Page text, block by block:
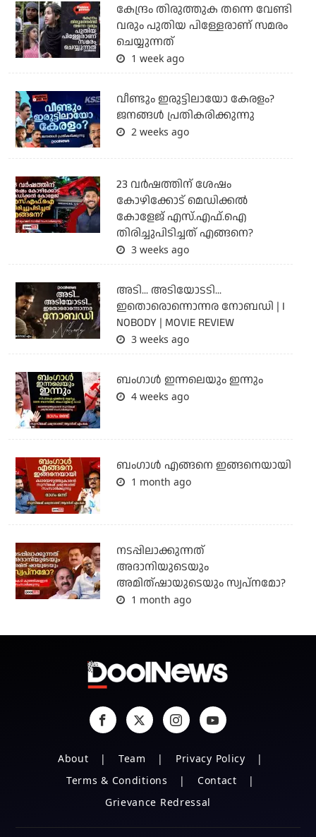
കേന്ദ്രം തിരുത്തുക തന്നെ വേണ്ടി
വരും പുതിയ പിള്ളേരാണ് സമരം
ചെയ്യുന്നത്
1 week ago
വീണ്ടും ഇരുട്ടിലായോ കേരളം?
ജനങ്ങൾ പ്രതികരിക്കുന്നു
2 weeks ago
23 വർഷത്തിന് ശേഷം
കോഴിക്കോട് മെഡിക്കൽ
കോളേജ് എസ്.എഫ്.ഐ
തിരിച്ചുപിടിച്ചത് എങ്ങനെ?
3 weeks ago
അടി... അടിയോടടി...
ഇതൊരൊന്നൊന്നര നോബഡി | I
NOBODY | MOVIE REVIEW
3 weeks ago
ബംഗാള്‍ ഇന്നലെയും ഇന്നും
4 weeks ago
ബം​ഗാൾ എങ്ങനെ ഇങ്ങനെയായി
1 month ago
നടപ്പിലാക്കുന്നത്
അദാനിയുടെയും
അമിത്ഷായുടെയും സ്വപ്നമോ?
1 month ago
About Team
Privacy Policy
Terms & Conditions
Contact
Grievance Redressal